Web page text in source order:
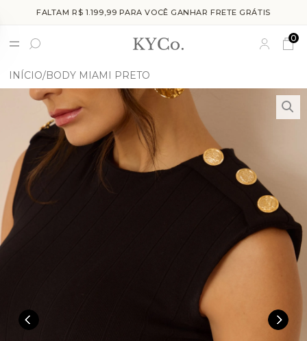
FALTAM R$ 1.199,99 PARA VOCÊ GANHAR FRETE GRÁTIS
0
INÍCIO BODY MIAMI PRETO